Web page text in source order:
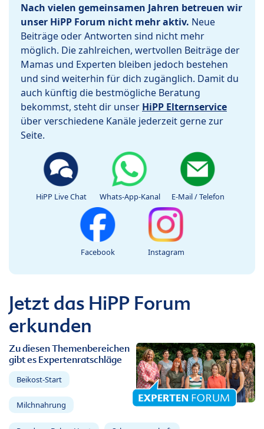
Nach vielen gemeinsamen Jahren betreuen wir
unser HiPP Forum nicht mehr aktiv. Neue
Beiträge oder Antworten sind nicht mehr
möglich. Die zahlreichen, wertvollen Beiträge der
Mamas und Experten bleiben jedoch bestehen
und sind weiterhin für dich zugänglich. Damit du
auch künftig die bestmögliche Beratung
bekommst, steht dir unser HiPP Elternservice
über verschiedene Kanäle jederzeit gerne zur
Seite.
HiPP Live Chat Whats-App-Kanal E-Mail / Telefon
Facebook Instagram
Jetzt das HiPP Forum
erkunden
Zu diesen Themenbereichen
gibt es Expertenratschläge
Beikost-Start
Milchnahrung